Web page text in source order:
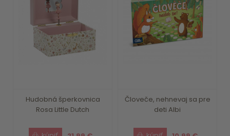
Hudobná šperkovnica
Rosa Little Dutch
Človeče, nehnevaj sa pre
deti Albi